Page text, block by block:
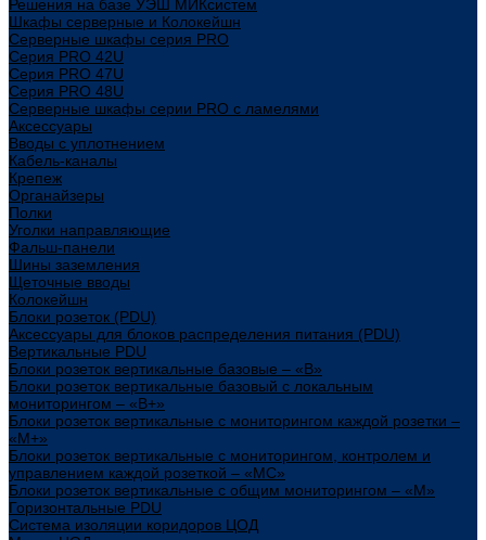
Решения на базе УЭШ МИКсистем
Шкафы серверные и Колокейшн
Серверные шкафы серия PRO
Серия PRO 42U
Серия PRO 47U
Серия PRO 48U
Серверные шкафы серии PRO с ламелями
Аксессуары
Вводы с уплотнением
Кабель-каналы
Крепеж
Органайзеры
Полки
Уголки направляющие
Фальш-панели
Шины заземления
Щеточные вводы
Колокейшн
Блоки розеток (PDU)
Аксессуары для блоков распределения питания (PDU)
Вертикальные PDU
Блоки розеток вертикальные базовые – «В»
Блоки розеток вертикальные базовый с локальным
мониторингом – «В+»
Блоки розеток вертикальные с мониторингом каждой розетки –
«М+»
Блоки розеток вертикальные с мониторингом, контролем и
управлением каждой розеткой – «МС»
Блоки розеток вертикальные с общим мониторингом – «М»
Горизонтальные PDU
Система изоляции коридоров ЦОД